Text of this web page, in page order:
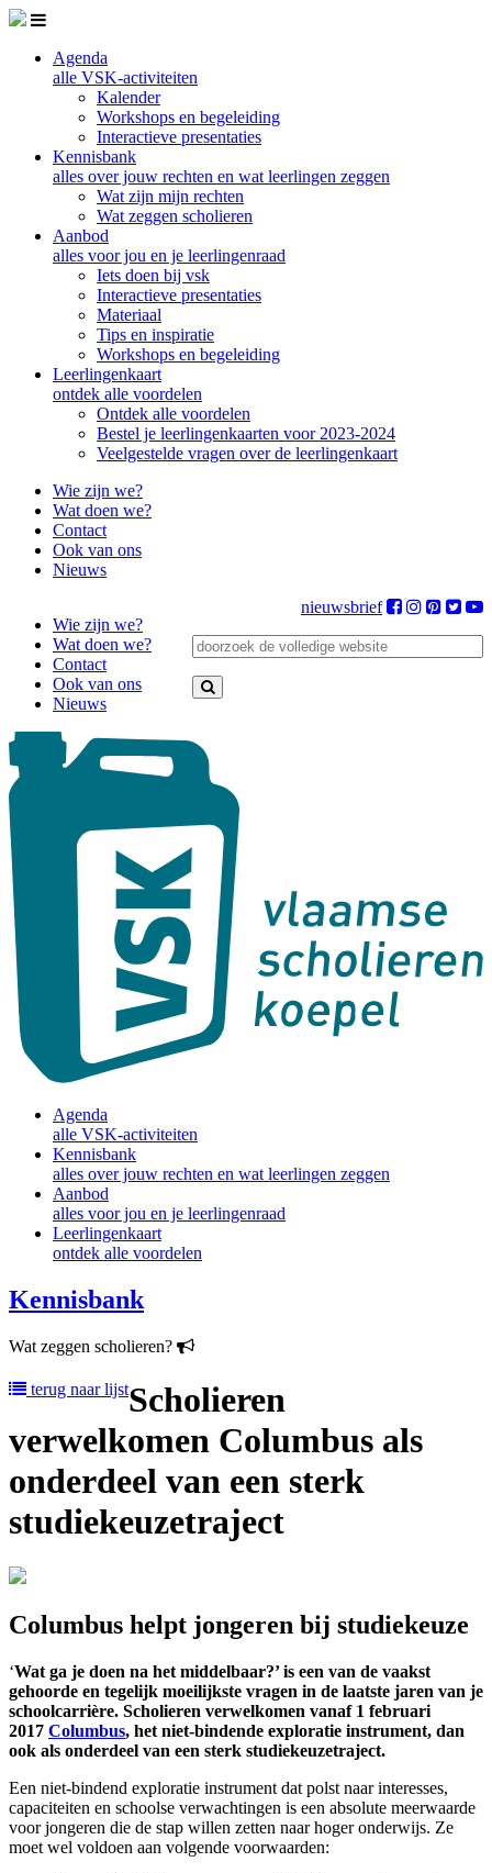
Skip to main content
Agenda
alle VSK-activiteiten
Kalender
Workshops en begeleiding
Interactieve presentaties
Kennisbank
alles over jouw rechten en wat leerlingen zeggen
Wat zijn mijn rechten
Wat zeggen scholieren
Aanbod
alles voor jou en je leerlingenraad
Iets doen bij vsk
Interactieve presentaties
Materiaal
Tips en inspiratie
Workshops en begeleiding
Leerlingenkaart
ontdek alle voordelen
Ontdek alle voordelen
Bestel je leerlingenkaarten voor 2023-2024
Veelgestelde vragen over de leerlingenkaart
Wie zijn we?
Wat doen we?
Contact
Ook van ons
Nieuws
Wie zijn we?
Wat doen we?
Contact
Ook van ons
Nieuws
nieuwsbrief
Agenda
alle VSK-activiteiten
Kennisbank
alles over jouw rechten en wat leerlingen zeggen
Aanbod
alles voor jou en je leerlingenraad
Leerlingenkaart
ontdek alle voordelen
Kennisbank
Wat zeggen scholieren?
terug naar lijstScholieren
verwelkomen Columbus als
onderdeel van een sterk
studiekeuzetraject
Columbus helpt jongeren bij studiekeuze
‘Wat ga je doen na het middelbaar?’ is een van de vaakst
gehoorde en tegelijk moeilijkste vragen in de laatste jaren van je
schoolcarrière. Scholieren verwelkomen vanaf 1 februari
2017 Columbus, het niet-bindende exploratie instrument, dan
ook als onderdeel van een sterk studiekeuzetraject.
Een niet-bindend exploratie instrument dat polst naar interesses,
capaciteiten en schoolse verwachtingen is een absolute meerwaarde
voor jongeren die de stap willen zetten naar hoger onderwijs. Ze
moet wel voldoen aan volgende voorwaarden: